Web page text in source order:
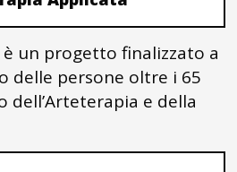
è un progetto finalizzato a
delle persone oltre i 65
dell’Arteterapia e della